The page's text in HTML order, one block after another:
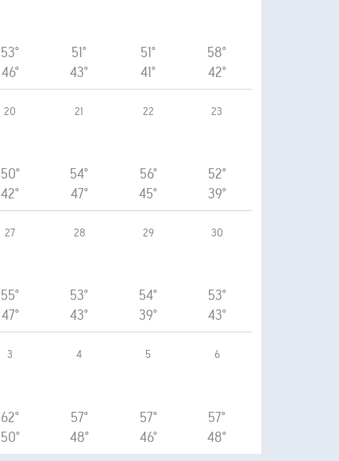
53°
46°
51°
43°
51°
41°
58°
42°
20
50°
42°
21
54°
47°
22
56°
45°
23
52°
39°
27
55°
47°
28
53°
43°
29
54°
39°
30
53°
43°
3
62°
50°
4
57°
48°
5
57°
46°
6
57°
48°